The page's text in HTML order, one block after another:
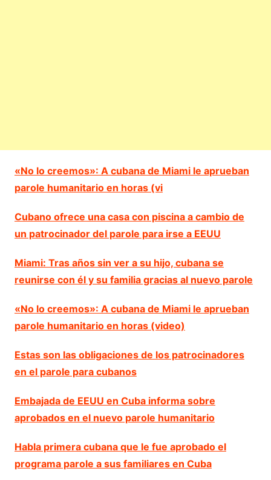
«No lo creemos»: A cubana de Miami le aprueban
parole humanitario en horas (vi
Cubano ofrece una casa con piscina a cambio de
un patrocinador del parole para irse a EEUU
Miami: Tras años sin ver a su hijo, cubana se
reunirse con él y su familia gracias al nuevo parole
«No lo creemos»: A cubana de Miami le aprueban
parole humanitario en horas (video)
Estas son las obligaciones de los patrocinadores
en el parole para cubanos
Embajada de EEUU en Cuba informa sobre
aprobados en el nuevo parole humanitario
Habla primera cubana que le fue aprobado el
programa parole a sus familiares en Cuba